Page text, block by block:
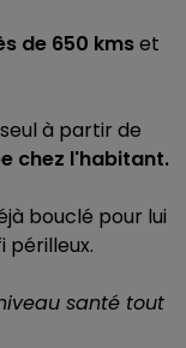
de 650 kmset
à partir de
chez l'habitant.
bouclé pour lui
santé tout